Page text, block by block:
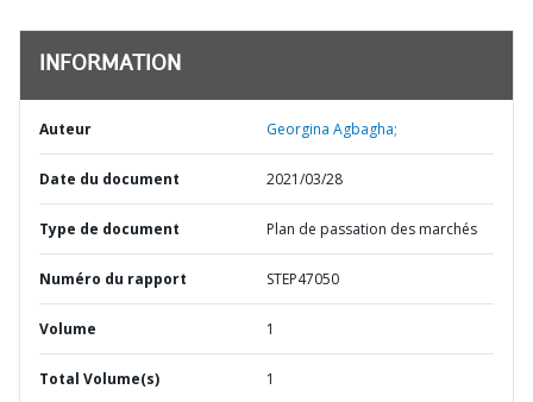
INFORMATION
Auteur Georgina Agbagha;
Date du document 2021/03/28
Type de document Plan de passation des marchés
Numéro du rapport STEP47050
Volume 1
Total Volume(s) 1